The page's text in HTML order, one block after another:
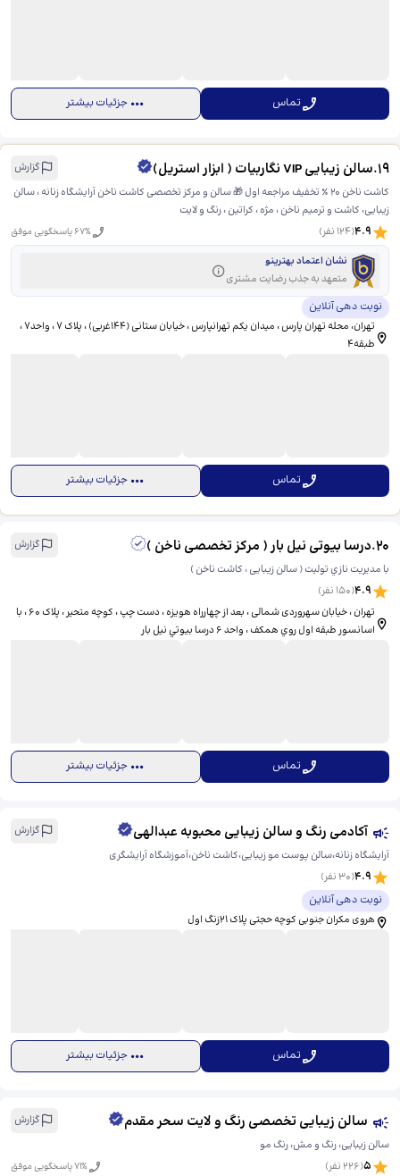
تماس جزئیات بیشتر
19
.سالن زیبایی VIP نگاربیات ( ابزار استریل)
گزارش
کاشت ناخن 20 ٪ تخفیف مراجعه اول 🎁 سالن و مرکز تخصصی کاشت ناخن آرایشگاه زنانه ، سالن
زیبایی، کاشت و ترمیم ناخن ، مژه ، کراتین ، رنگ و لایت
4.9
(
124 نفر) 67% پاسخگویی موفق
نشان اعتماد بهترینو
متعهد به جذب رضایت مشتری
نوبت دهی آنلاین
تهران، محله تهران پارس ، میدان یکم تهرانپارس ، خیابان ستانی (۱۴۴غربی) ، پلاک ۷ ، واحد۷ ،
طبقه۴
تماس جزئیات بیشتر
20
.درسا بیوتی نیل بار ( مرکز تخصصی ناخن )
گزارش
با مديريت نازي توليت ( سالن زیبایی ، کاشت ناخن )
4.9
(
150 نفر)
تهران ، خیابان سهروردی شمالی ، بعد از چهارراه هویزه ، دست چپ ، کوچه متحیر ، پلاک ۶۰ ، با
اسانسور طبقه اول روي همكف ، واحد ۶ درسا بيوتي نيل بار
تماس جزئیات بیشتر
آکادمی رنگ و سالن زیبایی محبوبه عبدالهی
گزارش
آرایشگاه زنانه،سالن پوست مو زیبایی،کاشت ناخن،آموزشگاه آرایشگری
4.9
(
30نفر)
نوبت دهی آنلاین
هروی مکران جنوبی کوچه حجتی پلاک ۲۱زنگ اول
تماس جزئیات بیشتر
سالن زیبایی تخصصی رنگ و لایت سحر مقدم
گزارش
سالن زیبایی، رنگ و مش، رنگ مو
5
(
226نفر) 71% پاسخگویی موفق